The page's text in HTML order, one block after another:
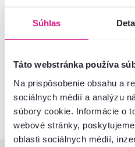
Súhlas
Táto webstránka používa
Na prispôsobenie obsahu a
sociálnych médií a analýzu
súbory cookie. Informácie o
webové stránky,
oblasti sociálnych médií,
Kontaktujte nás a my
02/ 40 100 100